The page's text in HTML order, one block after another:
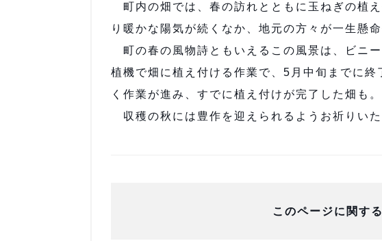
町内の畑では、春の訪れとともに玉ねぎの植
り暖かな陽気が続くなか、地元の方々が一生懸
町の春の風物詩ともいえるこの風景は、ビニ
植機で畑に植え付ける作業で、5月中旬までに
く作業が進み、すでに植え付けが完了した畑も。
収穫の秋には豊作を迎えられるようお祈りいた
このページに関す